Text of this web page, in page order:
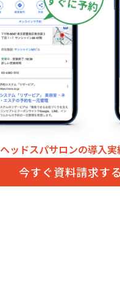
ヘッドスパサロンの導入
今すぐ資料請求する